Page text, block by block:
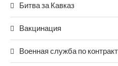
Битва за Кавказ
Вакцинация
Военная служба по